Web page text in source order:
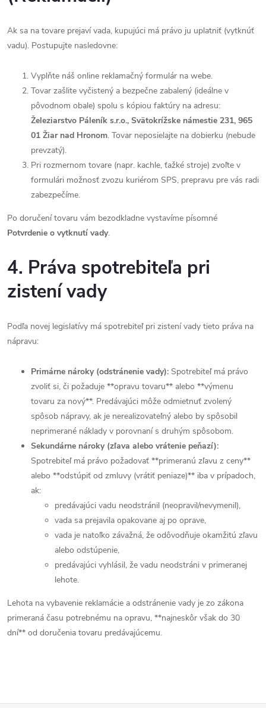
Ak sa na tovare prejaví vada, kupujúci má právo ju uplatniť (vytknúť
vadu). Postupujte nasledovne:
Vyplňte náš online reklamačný formulár na webe.
Tovar zašlite vyčistený a bezpečne zabalený (ideálne v
pôvodnom obale) spolu s kópiou faktúry na adresu:
Železiarstvo Páleník s.r.o., Svätokrížske námestie 231, 965
01 Žiar nad Hronom. Tovar neposielajte na dobierku (nebude
prevzatý).
Pri rozmernom tovare (napr. kachle, ťažké stroje) zvoľte v
formulári možnosť zvozu kuriérom SPS, prepravu pre vás radi
zabezpečíme.
Po doručení tovaru vám bezodkladne vystavíme písomné
Potvrdenie o vytknutí vady.
4. Práva spotrebiteľa pri
zistení vady
Podľa novej legislatívy má spotrebiteľ pri zistení vady tieto práva na
nápravu:
Primárne nároky (odstránenie vady): Spotrebiteľ má právo
zvoliť si, či požaduje **opravu tovaru** alebo **výmenu
tovaru za nový**. Predávajúci môže odmietnuť zvolený
spôsob nápravy, ak je nerealizovateľný alebo by spôsobil
neprimerané náklady v porovnaní s druhým spôsobom.
Sekundárne nároky (zľava alebo vrátenie peňazí):
Spotrebiteľ má právo požadovať **primeranú zľavu z ceny**
alebo **odstúpiť od zmluvy (vrátiť peniaze)** iba v prípadoch,
ak:
predávajúci vadu neodstránil (neopravil/nevymenil),
vada sa prejavila opakovane aj po oprave,
vada je natoľko závažná, že odôvodňuje okamžitú zľavu
alebo odstúpenie,
predávajúci vyhlásil, že vadu neodstráni v primeranej
lehote.
Lehota na vybavenie reklamácie a odstránenie vady je zo zákona
primeraná času potrebnému na opravu, **najneskôr však do 30
dní** od doručenia tovaru predávajúcemu.